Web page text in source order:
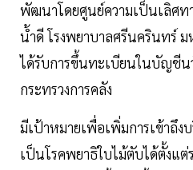
พัฒนาโดยศูนย์ความเป็นเลิศท
น้ำดี โรงพยาบาลศรีนครินทร์
ได้รับการขึ้นทะเบียนในบัญชีน
กระทรวงการคลัง
มีเป้าหมายเพื่อเพิ่มการเข้าถึ
เป็นโรคพยาธิใบไม้ตับได้ตั้งแ